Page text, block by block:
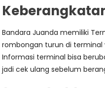
Bandara Juanda memiliki
rombongan turun di terminal
Informasi terminal bisa
jadi cek ulang sebelum